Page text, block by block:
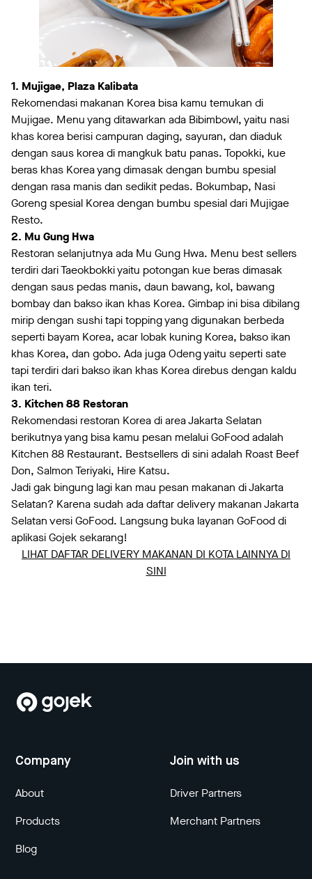
1. Mujigae, Plaza Kalibata
Rekomendasi makanan Korea bisa kamu temukan di
Mujigae. Menu yang ditawarkan ada Bibimbowl, yaitu nasi
khas korea berisi campuran daging, sayuran, dan diaduk
dengan saus korea di mangkuk batu panas. Topokki, kue
beras khas Korea yang dimasak dengan bumbu spesial
dengan rasa manis dan sedikit pedas. Bokumbap, Nasi
Goreng spesial Korea dengan bumbu spesial dari Mujigae
Resto.
2. Mu Gung Hwa
Restoran selanjutnya ada Mu Gung Hwa. Menu best sellers
terdiri dari Taeokbokki yaitu potongan kue beras dimasak
dengan saus pedas manis, daun bawang, kol, bawang
bombay dan bakso ikan khas Korea. Gimbap ini bisa dibilang
mirip dengan sushi tapi topping yang digunakan berbeda
seperti bayam Korea, acar lobak kuning Korea, bakso ikan
khas Korea, dan gobo. Ada juga Odeng yaitu seperti sate
tapi terdiri dari bakso ikan khas Korea direbus dengan kaldu
ikan teri.
3. Kitchen 88 Restoran
Rekomendasi restoran Korea di area Jakarta Selatan
berikutnya yang bisa kamu pesan melalui GoFood adalah
Kitchen 88 Restaurant. Bestsellers di sini adalah Roast Beef
Don, Salmon Teriyaki, Hire Katsu.
Jadi gak bingung lagi kan mau pesan makanan di Jakarta
Selatan? Karena sudah ada daftar delivery makanan Jakarta
Selatan versi GoFood. Langsung buka layanan GoFood di
aplikasi Gojek sekarang!
LIHAT DAFTAR DELIVERY MAKANAN DI KOTA LAINNYA DI
SINI
Company
About
Products
Blog
Join with us
Driver Partners
Merchant Partners